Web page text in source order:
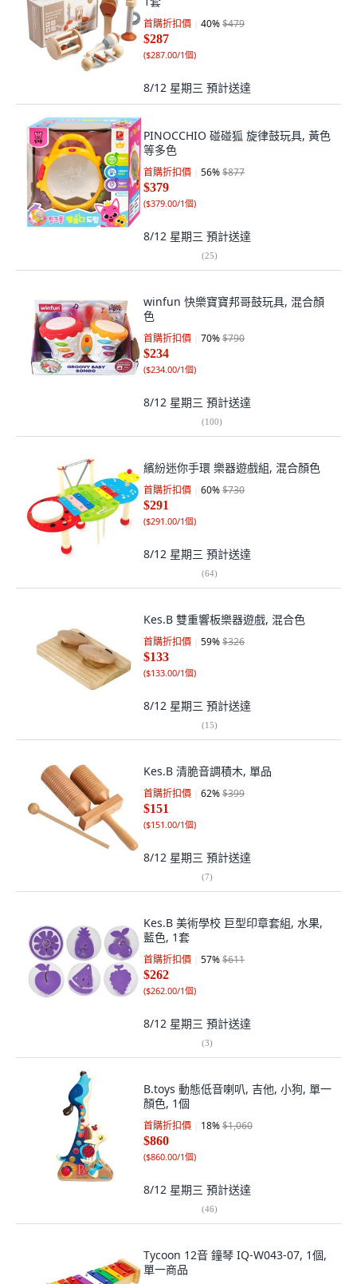
首購折扣價 40%$479
$287
($287.00/1個)
8/12 星期三 預計送達
PINOCCHIO 碰碰狐 旋律鼓玩具, 黃色
等多色
首購折扣價 56%$877
$379
($379.00/1個)
8/12 星期三 預計送達
(25)
winfun 快樂寶寶邦哥鼓玩具, 混合顏
色
首購折扣價 70%$790
$234
($234.00/1個)
8/12 星期三 預計送達
(100)
繽紛迷你手環 樂器遊戲組, 混合顏色
首購折扣價 60%$730
$291
($291.00/1個)
8/12 星期三 預計送達
(64)
Kes.B 雙重響板樂器遊戲, 混合色
首購折扣價 59%$326
$133
($133.00/1個)
8/12 星期三 預計送達
(15)
Kes.B 清脆音調積木, 單品
首購折扣價 62%$399
$151
($151.00/1個)
8/12 星期三 預計送達
(7)
Kes.B 美術學校 巨型印章套組, 水果,
藍色, 1套
首購折扣價 57%$611
$262
($262.00/1個)
8/12 星期三 預計送達
(3)
B.toys 動態低音喇叭, 吉他, 小狗, 單一
顏色, 1個
首購折扣價 18%$1,060
$860
($860.00/1個)
8/12 星期三 預計送達
(46)
Tycoon 12音 鐘琴 IQ-W043-07, 1個,
單一商品